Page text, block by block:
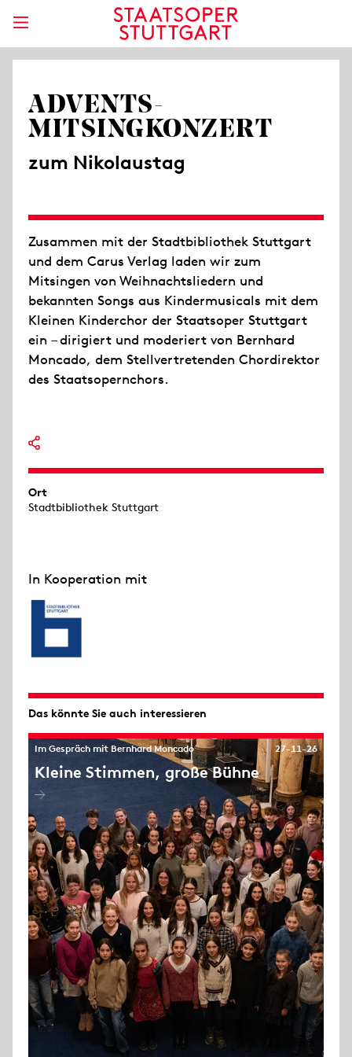
ADVENTS-
MITSINGKONZERT
zum Nikolaustag
Zusammen mit der Stadtbibliothek Stuttgart
und dem Carus Verlag laden wir zum
Mitsingen von Weihnachtsliedern und
bekannten Songs aus Kindermusicals mit dem
Kleinen Kinderchor der Staatsoper Stuttgart
ein – dirigiert und moderiert von Bernhard
Moncado, dem Stellvertretenden Chordirektor
des Staatsopernchors.
Ort
Stadtbibliothek Stuttgart
In Kooperation mit
Das könnte Sie auch interessieren
27-11-26
Im Gespräch mit Bernhard Moncado
Kleine Stimmen, große Bühne